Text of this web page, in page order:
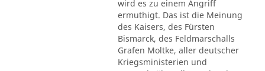
wird es zu einem Angriff
ermuthigt. Das ist die Meinung
des Kaisers, des Fürsten
Bismarck, des Feldmarschalls
Grafen Moltke, aller deutscher
Kriegsministerien und